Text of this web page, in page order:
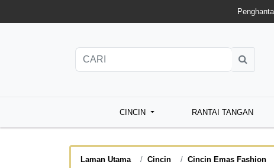
CINCIN RANTAI TANGAN
Laman Utama Cincin Cincin Emas Fashion